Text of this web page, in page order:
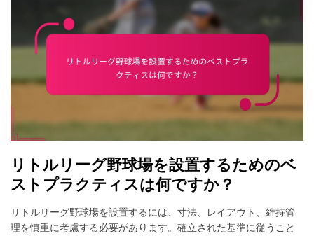
リトルリーグ野球場を設置するためのベ
ストプラクティスは何ですか？
リトルリーグ野球場を設置するには、寸法、レイアウト、維持管
理を慎重に考慮する必要があります。確立された基準に従うこと